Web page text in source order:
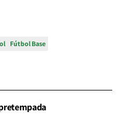
Fútbol Base